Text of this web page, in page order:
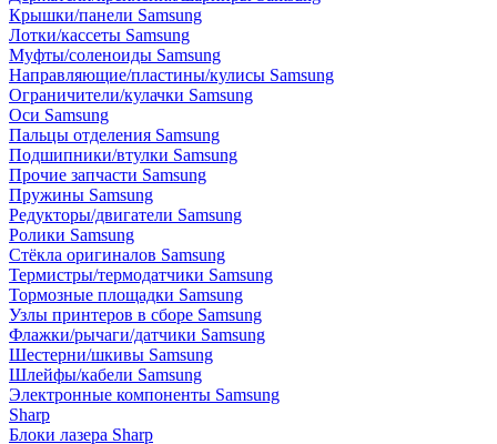
Крышки/панели Samsung
Лотки/кассеты Samsung
Муфты/соленоиды Samsung
Направляющие/пластины/кулисы Samsung
Ограничители/кулачки Samsung
Оси Samsung
Пальцы отделения Samsung
Подшипники/втулки Samsung
Прочие запчасти Samsung
Пружины Samsung
Редукторы/двигатели Samsung
Ролики Samsung
Стёкла оригиналов Samsung
Термистры/термодатчики Samsung
Тормозные площадки Samsung
Узлы принтеров в сборе Samsung
Флажки/рычаги/датчики Samsung
Шестерни/шкивы Samsung
Шлейфы/кабели Samsung
Электронные компоненты Samsung
Sharp
Блоки лазера Sharp